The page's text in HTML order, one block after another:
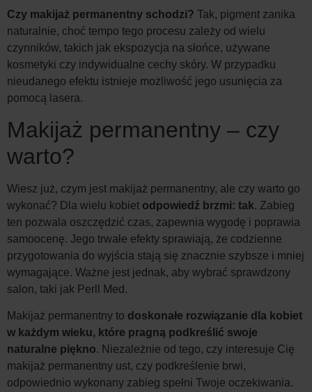
Czy makijaż permanentny schodzi? Tak, pigment zanika
naturalnie, choć tempo tego procesu zależy od wielu
czynników, takich jak ekspozycja na słońce, używane
kosmetyki czy indywidualne cechy skóry. W przypadku
nieudanego efektu istnieje możliwość jego usunięcia za
pomocą lasera.
Makijaż permanentny – czy
warto?
Wiesz już, czym jest makijaż permanentny, ale czy warto go
wykonać? Dla wielu kobiet odpowiedź brzmi: tak. Zabieg
ten pozwala oszczędzić czas, zapewnia wygodę i poprawia
samoocenę. Jego trwałe efekty sprawiają, że codzienne
przygotowania do wyjścia stają się znacznie szybsze i mniej
wymagające. Ważne jest jednak, aby wybrać sprawdzony
salon, taki jak Perll Med.
Makijaż permanentny to doskonałe rozwiązanie dla kobiet
w każdym wieku, które pragną podkreślić swoje
naturalne piękno. Niezależnie od tego, czy interesuje Cię
makijaż permanentny ust, czy podkreślenie brwi,
odpowiednio wykonany zabieg spełni Twoje oczekiwania.